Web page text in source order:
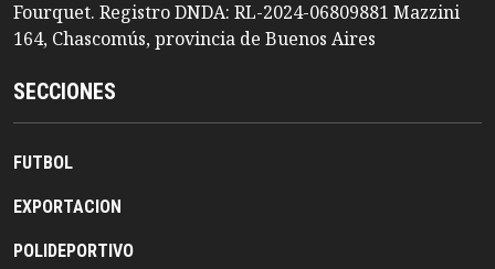
Fourquet. Registro DNDA: RL-2024-06809881 Mazzini
164, Chascomús, provincia de Buenos Aires
SECCIONES
FUTBOL
EXPORTACION
POLIDEPORTIVO